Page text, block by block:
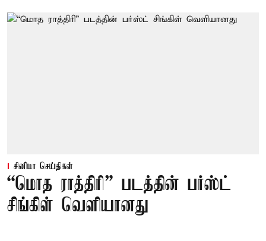
சினிமா செய்திகள்
“மொத ராத்திரி” படத்தின் பர்ஸ்ட்
சிங்கிள் வெளியானது